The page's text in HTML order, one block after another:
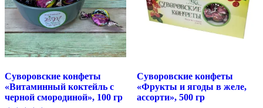
Суворовские конфеты
«Витаминный коктейль с
черной смородиной», 100 гр
Суворовские конфеты
«Фрукты и ягоды в желе,
ассорти», 500 гр